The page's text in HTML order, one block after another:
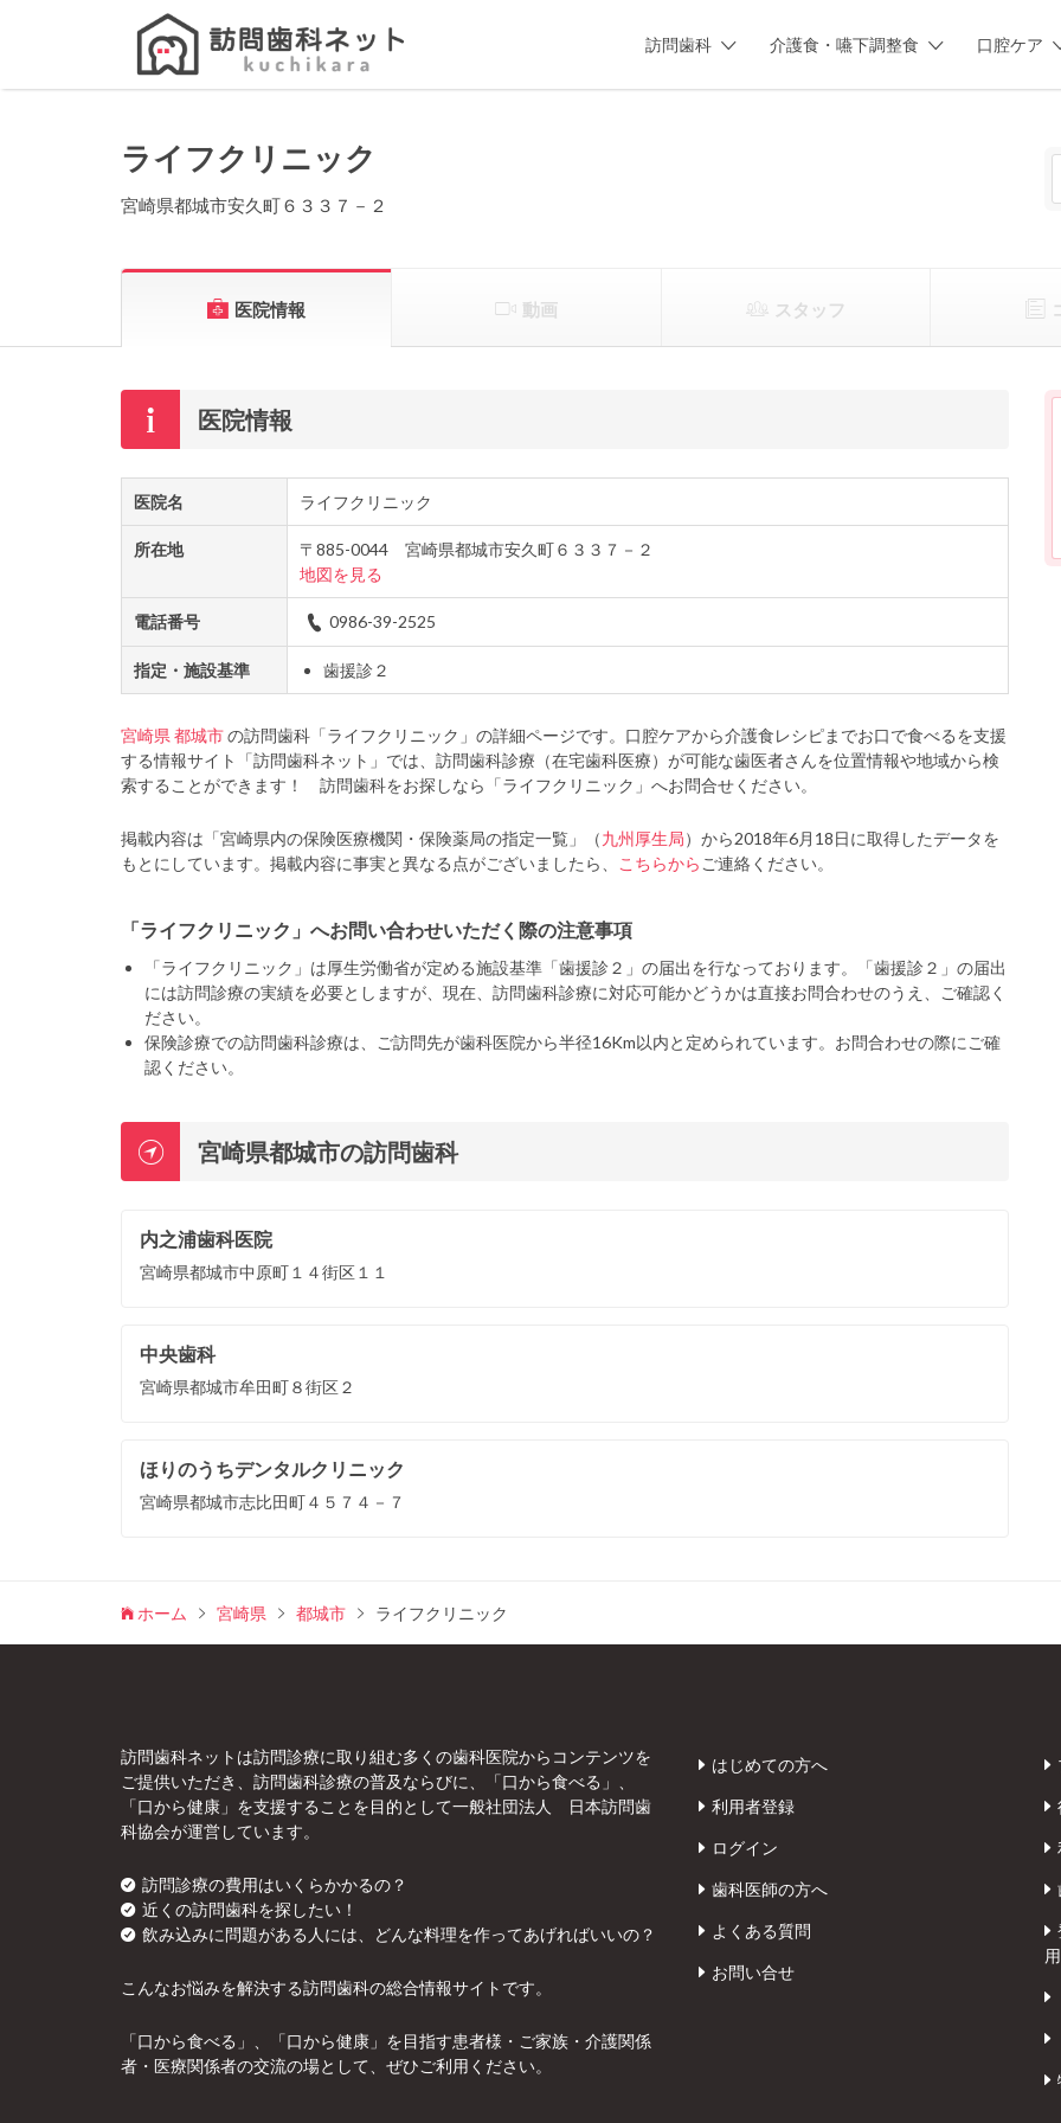
訪問歯科 介護食・嚥下調整食 口腔ケア
Search
ライフクリニック
宮崎県都城市安久町６３３７－２
医院情報 動画 スタッフ
医院情報
医院名 ライフクリニック
所在地
〒885-0044 宮崎県都城市安久町６３３７－２
地図を見る
電話番号 0986-39-2525
指定・施設基準 歯援診２
宮崎県 都城市の訪問歯科「ライフクリニック」の詳細ページです。口腔ケアから介護食レシピまでお口で食べるを支援
する情報サイト「訪問歯科ネット」では、訪問歯科診療（在宅歯科医療）が可能な歯医者さんを位置情報や地域から検
索することができます！ 訪問歯科をお探しなら「ライフクリニック」へお問合せください。
掲載内容は「宮崎県内の保険医療機関・保険薬局の指定一覧」（九州厚生局）から2018年6月18日に取得したデータを
もとにしています。掲載内容に事実と異なる点がございましたら、
こちらから ご連絡ください。
「ライフクリニック」へお問い合わせいただく際の注意事項
「ライフクリニック」は厚生労働省が定める施設基準「歯援診２」の届出を行なっております。「歯援診２」の届出
には訪問診療の実績を必要としますが、現在、訪問歯科診療に対応可能かどうかは直接お問合わせのうえ、ご確認く
ださい。
保険診療での訪問歯科診療は、ご訪問先が歯科医院から半径16Km以内と定められています。お問合わせの際にご確
認ください。
宮崎県都城市の訪問歯科
内之浦歯科医院
宮崎県都城市中原町１４街区１１
中央歯科
宮崎県都城市牟田町８街区２
ほりのうちデンタルクリニック
宮崎県都城市志比田町４５７４－７
ホーム 宮崎県 都城市 ライフクリニック
訪問歯科ネットは訪問診療に取り組む多くの歯科医院からコンテンツを
ご提供いただき、訪問歯科診療の普及ならびに、「口から食べる」、
「口から健康」を支援することを目的として一般社団法人 日本訪問歯
科協会が運営しています。
訪問診療の費用はいくらかかるの？
近くの訪問歯科を探したい！
飲み込みに問題がある人には、どんな料理を作ってあげればいいの？
こんなお悩みを解決する訪問歯科の総合情報サイトです。
「口から食べる」、「口から健康」を目指す患者様・ご家族・介護関係
者・医療関係者の交流の場として、ぜひご利用ください。
はじめての方へ
利用者登録
ログイン
歯科医師の方へ
よくある質問
お問い合せ